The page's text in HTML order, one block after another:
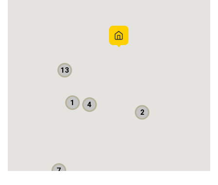
Listrik: 5500 watt
Apakah mobil masuk? Masuk
1
2
4
7
13